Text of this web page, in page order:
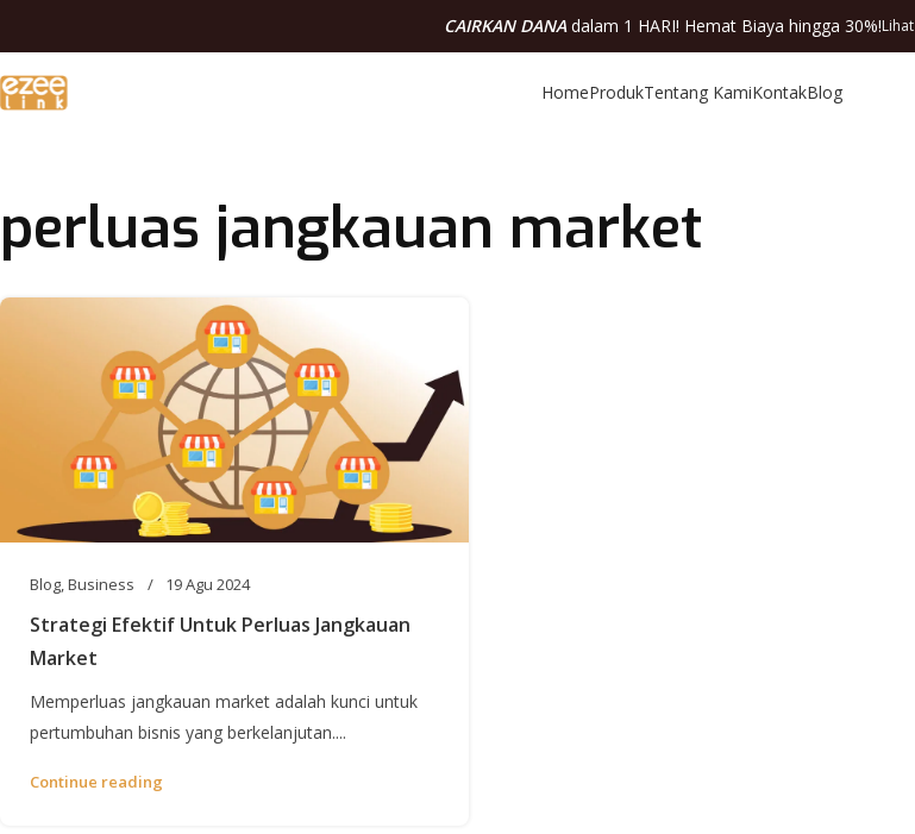
CAIRKAN DANAdalam 1 HARI! Hemat Biaya hingga 30%!
HomeProdukTentang KamiKontakBlog
perluas jangkauan market
Blog,Business 19 Agu 2024
Strategi Efektif Untuk Perluas Jangkauan
Market
Memperluas jangkauan market adalah kunci untuk
pertumbuhan bisnis yang berkelanjutan....
Continue reading